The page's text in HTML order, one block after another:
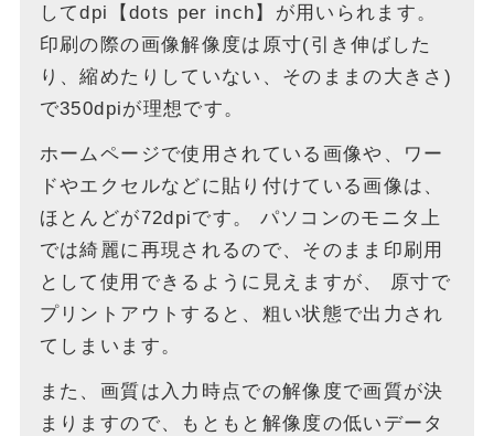
してdpi【dots per inch】が用いられます。
印刷の際の画像解像度は原寸(引き伸ばした
り、縮めたりしていない、そのままの大きさ)
で350dpiが理想です。
ホームページで使用されている画像や、ワー
ドやエクセルなどに貼り付けている画像は、
ほとんどが72dpiです。
パソコンのモニタ上
では綺麗に再現されるので、そのまま印刷用
として使用できるように見えますが、
原寸で
プリントアウトすると、粗い状態で出力され
てしまいます。
また、画質は入力時点での解像度で画質が決
まりますので、もともと解像度の低いデータ